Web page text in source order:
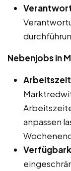
Nebenjobs in
anpassen